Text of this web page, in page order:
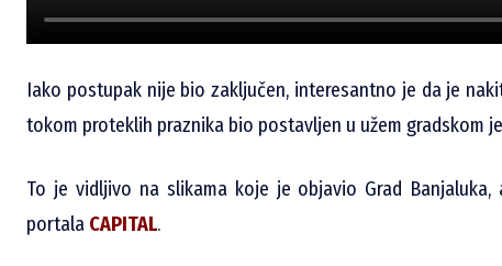
Iako postupak nije bio zaključen, interesantno je da je
tokom proteklih praznika bio postavljen u užem gradskom
To je vidljivo na slikama koje je objavio Grad
portala CAPITAL.